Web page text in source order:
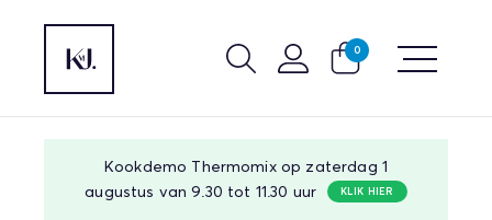
0
Kookdemo Thermomix op zaterdag 1
augustus van 9.30 tot 11.30 uur
KLIK HIER